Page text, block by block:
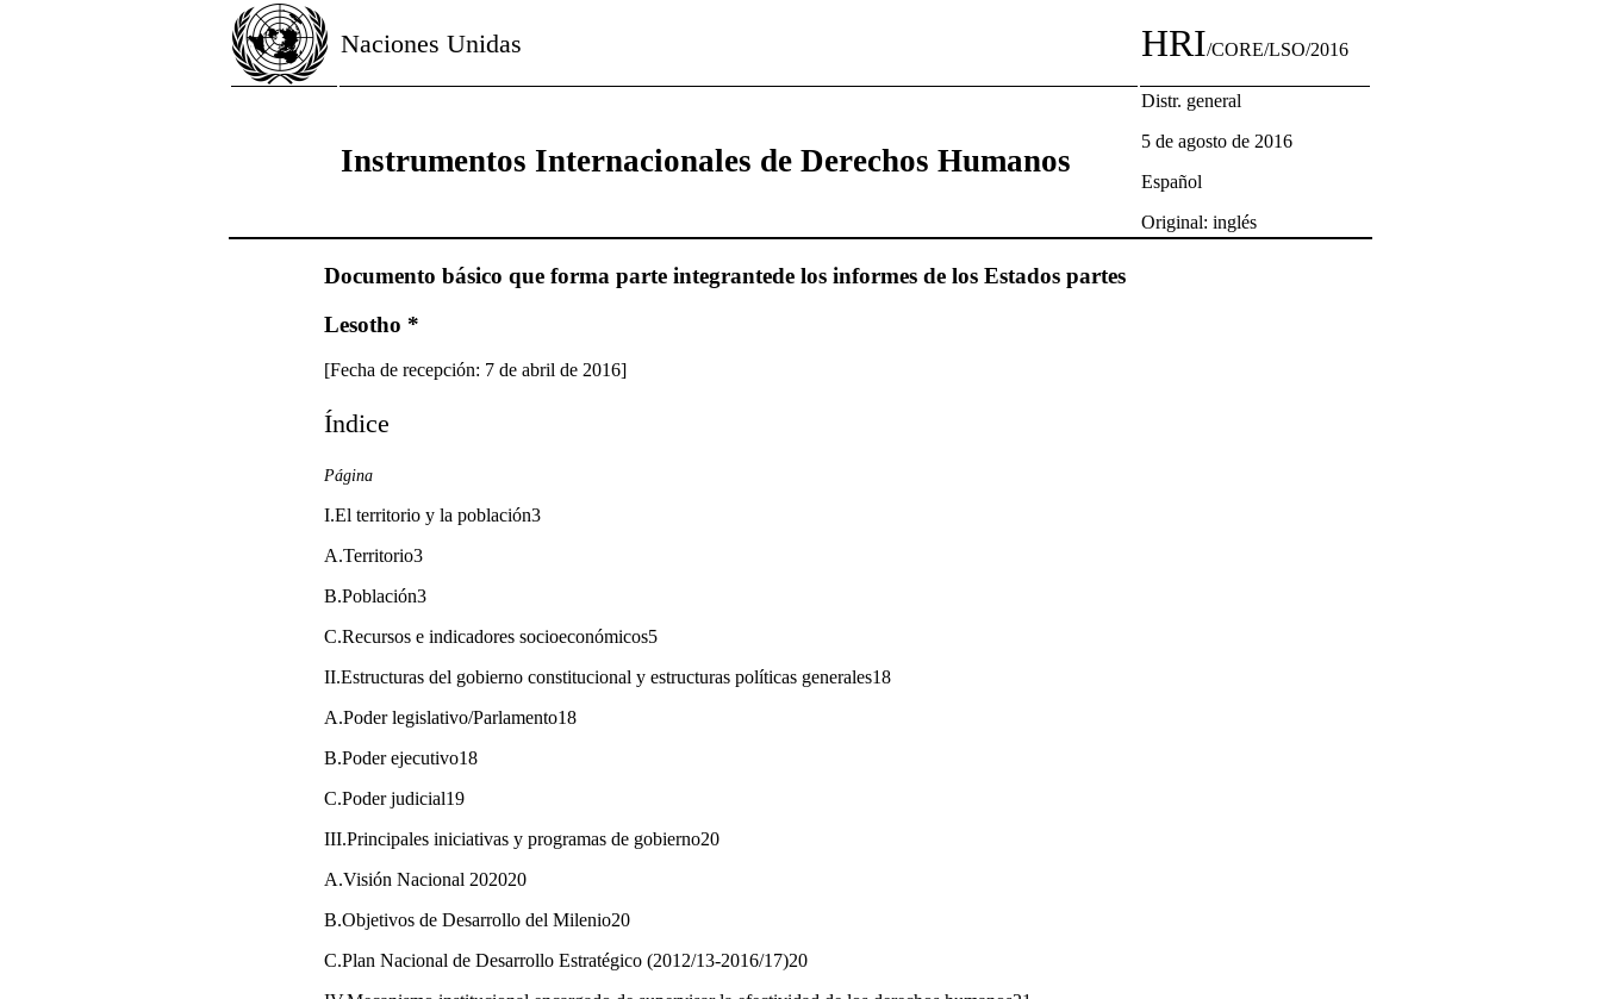
Naciones Unidas HRI/CORE/LSO/2016
Instrumentos Internacionales de Derechos Humanos
Distr. general
5 de agosto de 2016
Español
Original: inglés
Documento básico que forma parte integrantede los informes de los Estados partes
Lesotho *
[Fecha de recepción: 7 de abril de 2016]
Índice
Página
I.El territorio y la población3
A.Territorio3
B.Población3
C.Recursos e indicadores socioeconómicos5
II.Estructuras del gobierno constitucional y estructuras políticas generales18
A.Poder legislativo/Parlamento18
B.Poder ejecutivo18
C.Poder judicial19
III.Principales iniciativas y programas de gobierno20
A.Visión Nacional 202020
B.Objetivos de Desarrollo del Milenio20
C.Plan Nacional de Desarrollo Estratégico (2012/13-2016/17)20